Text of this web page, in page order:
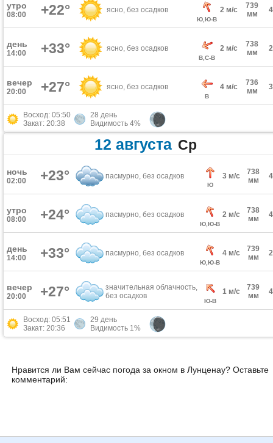
утро
08:00 +22° ясно, без осадков
Ю,Ю-В
2 м/с
739
мм
день
14:00 +33° ясно, без осадков
В,С-В
2 м/с
738
мм
вечер
20:00 +27° ясно, без осадков
В
4 м/с
736
мм
Восход: 05:50
Закат: 20:38
28 день
Видимость 4%
12 августа Ср
ночь
02:00 +23° пасмурно, без осадков
Ю
3 м/с
738
мм
утро
08:00 +24° пасмурно, без осадков
Ю,Ю-В
2 м/с
738
мм
день
14:00 +33° пасмурно, без осадков
Ю,Ю-В
4 м/с
739
мм
вечер
20:00 +27°
значительная облачность,
без осадков
Ю-В
1 м/с
739
мм
Восход: 05:51
Закат: 20:36
29 день
Видимость 1%
Нравится ли Вам сейчас погода за окном в Лунценау? Оставьте
комментарий: